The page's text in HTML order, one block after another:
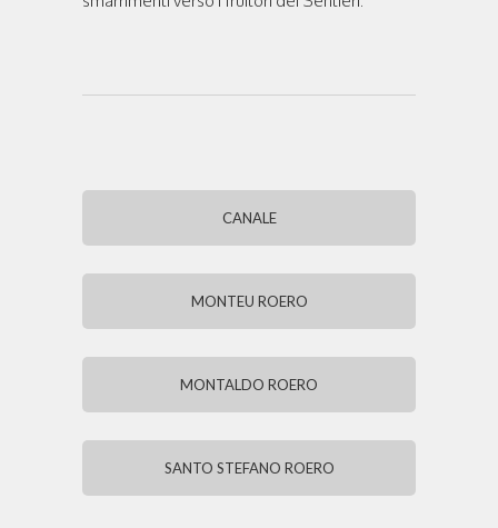
CANALE
MONTEU ROERO
MONTALDO ROERO
SANTO STEFANO ROERO